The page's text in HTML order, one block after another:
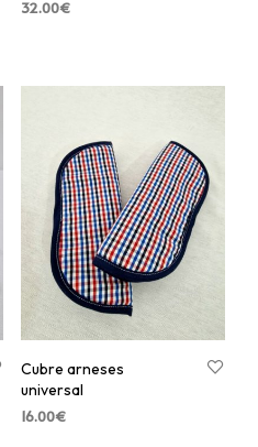
32.00€
Cubre arneses
universal
16.00€